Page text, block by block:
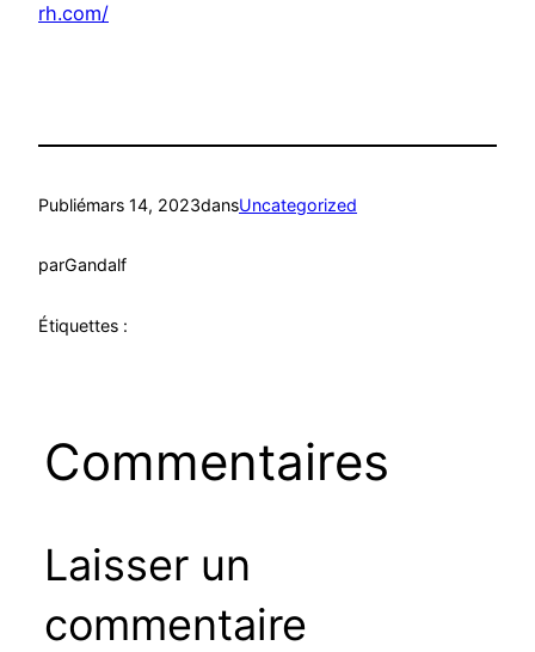
rh.com/
Publiémars 14, 2023dansUncategorized
parGandalf
Étiquettes :
Commentaires
Laisser un
commentaire